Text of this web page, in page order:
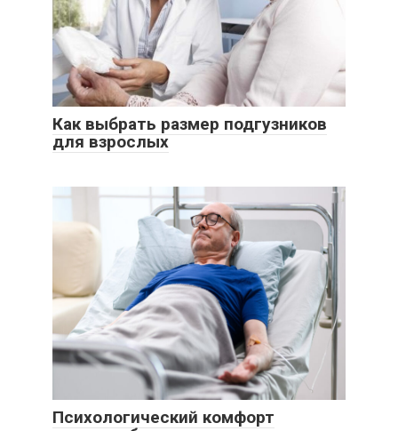
Как выбрать размер подгузников
для взрослых
Психологический комфорт